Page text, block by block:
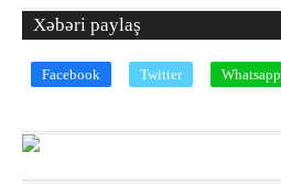
Xəbəri paylaş
Facebook Twitter Whatsapp